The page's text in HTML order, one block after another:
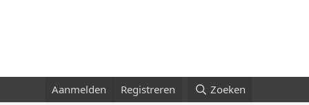
Aanmelden Registreren Zoeken